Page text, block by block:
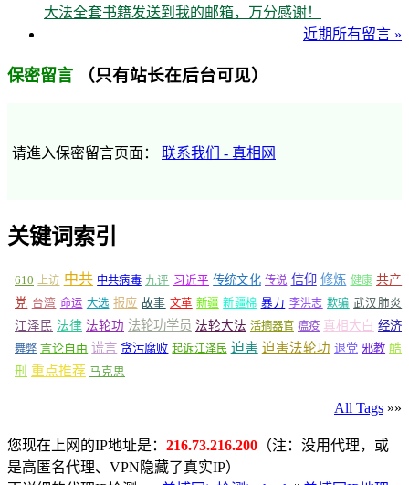
大法全套书籍发送到我的邮箱，万分感谢！
近期所有留言 »
保密留言 （只有站长在后台可见）
请進入保密留言页面： 联系我们 - 真相网
关键词索引
610 上访 中共 中共病毒 九评 习近平 传统文化 传说 信仰 修炼 健康 共产
党 台湾 命运 大选 报应 故事 文革 新疆 新疆棉 暴力 李洪志 欺骗 武汉肺炎
江泽民 法律 法轮功 法轮功学员 法轮大法 活摘器官 瘟疫 真相大白 经济
舞弊 言论自由 谎言 贪污腐败 起诉江泽民 迫害 迫害法轮功 退党 邪教 酷
刑 重点推荐 马克思
All Tags »»
您现在上网的IP地址是： 216.73.216.200 （注：没用代理，或
是高匿名代理、VPN隐藏了真实IP）